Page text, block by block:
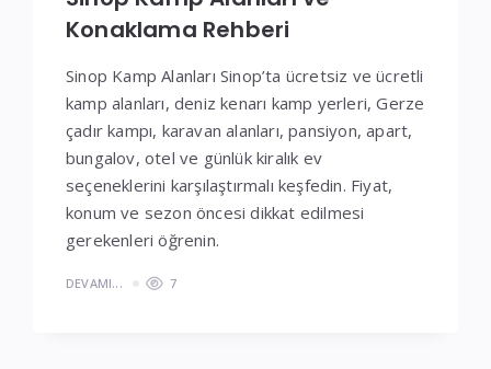
Konaklama Rehberi
Sinop Kamp Alanları Sinop’ta ücretsiz ve ücretli
kamp alanları, deniz kenarı kamp yerleri, Gerze
çadır kampı, karavan alanları, pansiyon, apart,
bungalov, otel ve günlük kiralık ev
seçeneklerini karşılaştırmalı keşfedin. Fiyat,
konum ve sezon öncesi dikkat edilmesi
gerekenleri öğrenin.
DEVAMI... 7